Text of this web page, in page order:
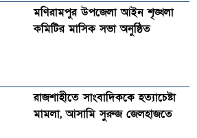
মণিরামপুর উপজেলা আইন শৃঙ্খলা
কমিটির মাসিক সভা অনুষ্ঠিত‎‎
রাজশাহীতে সাংবাদিককে হত্যাচেষ্টা
মামলা, আসামি সুরুজ জেলহাজতে